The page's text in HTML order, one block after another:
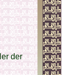
der